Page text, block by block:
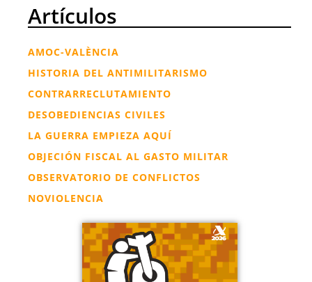
Artículos
AMOC-VALÈNCIA
HISTORIA DEL ANTIMILITARISMO
CONTRARRECLUTAMIENTO
DESOBEDIENCIAS CIVILES
LA GUERRA EMPIEZA AQUÍ
OBJECIÓN FISCAL AL GASTO MILITAR
OBSERVATORIO DE CONFLICTOS
NOVIOLENCIA